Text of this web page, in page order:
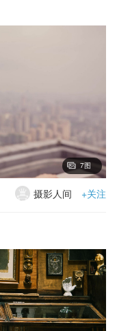
7图
+关注
摄影人间